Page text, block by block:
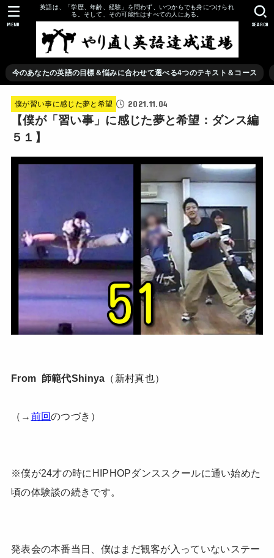
英語は、「学歴、年齢、経験」を問わず、いつからでも身につけられ
る。そして、その可能性はすべての人にある。
今のあなたの英語の目標＆悩みに合わせて選べる4つのテキスト＆コース
SEARCH
MENU
僕が習い事に感じた夢と希望 2021.11.04
【僕が「習い事」に感じた夢と希望：ダンス編
５１】
From 師範代Shinya （新村真也）
（→ 前回のつづき）
※僕が24才の時にHIPHOPダンススクールに通い始めた
頃の体験談の続きです。
発表会の本番当日、僕はまだ観客が入っていないステー